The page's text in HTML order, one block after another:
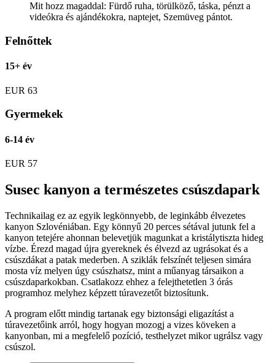
Mit hozz magaddal: Fürdő ruha, törülköző, táska, pénzt a
videókra és ajándékokra, naptejet, Szemüveg pántot.
Felnőttek
15+ év
EUR 63
Gyermekek
6-14 év
EUR 57
Susec kanyon a természetes csúszdapark
Technikailag ez az egyik legkönnyebb, de leginkább élvezetes
kanyon Szlovéniában. Egy könnyű 20 perces sétával jutunk fel a
kanyon tetejére ahonnan belevetjük magunkat a kristálytiszta hideg
vízbe. Érezd magad újra gyereknek és élvezd az ugrásokat és a
csúszdákat a patak mederben. A sziklák felszínét teljesen simára
mosta víz melyen úgy csúszhatsz, mint a műanyag társaikon a
csúszdaparkokban. Csatlakozz ehhez a felejthetetlen 3 órás
programhoz melyhez képzett túravezetőt biztosítunk.
A program előtt mindig tartanak egy biztonsági eligazítást a
túravezetőink arról, hogy hogyan mozogj a vizes köveken a
kanyonban, mi a megfelelő pozíció, testhelyzet mikor ugrálsz vagy
csúszol.